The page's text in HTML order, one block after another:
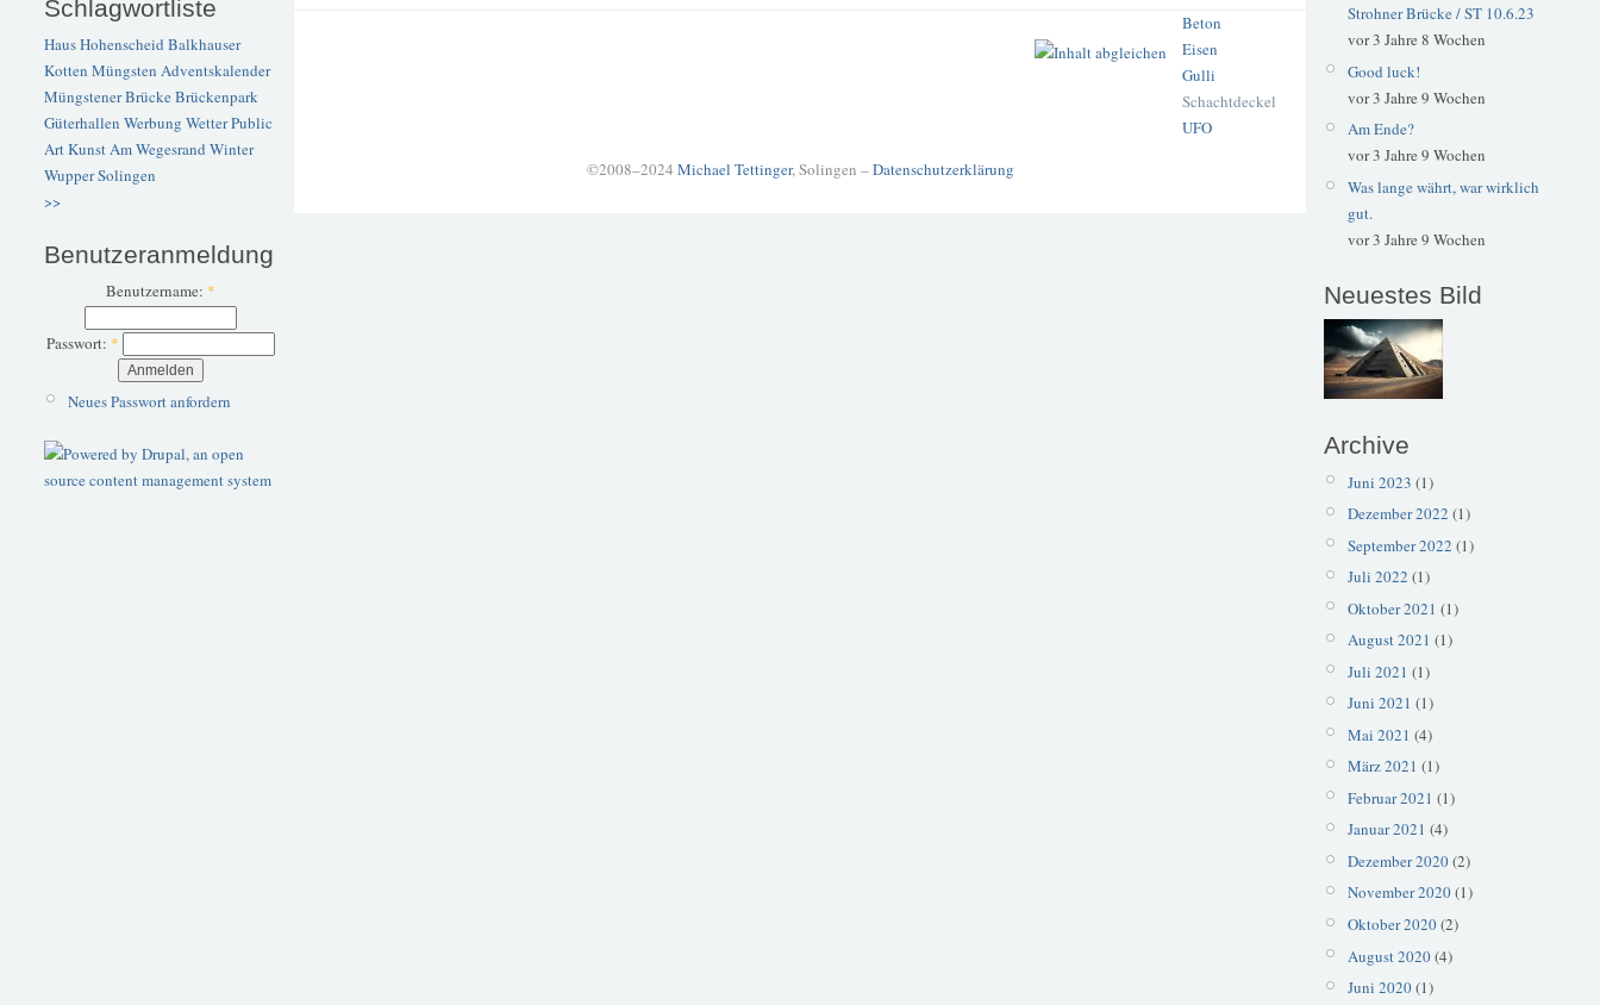
Schlagwortliste
Haus Hohenscheid Balkhauser
Kotten Müngsten Adventskalender
Müngstener BrückeBrückenpark
Güterhallen Werbung WetterPublic
ArtKunstAm Wegesrand Winter
WupperSolingen
>>
Benutzeranmeldung
Benutzername: *
Passwort: *
Neues Passwort anfordern
Beton
Eisen
Gulli
Schachtdeckel
UFO
©2008–2024 Michael Tettinger, Solingen –Datenschutzerklärung
Strohner Brücke / ST 10.6.23
vor 3 Jahre 8 Wochen
Good luck!
vor 3 Jahre 9 Wochen
Am Ende?
vor 3 Jahre 9 Wochen
Was lange währt, war wirklich
gut.
vor 3 Jahre 9 Wochen
Neuestes Bild
Archive
Juni 2023 (1)
Dezember 2022 (1)
September 2022 (1)
Juli 2022 (1)
Oktober 2021 (1)
August 2021 (1)
Juli 2021 (1)
Juni 2021 (1)
Mai 2021 (4)
März 2021 (1)
Februar 2021 (1)
Januar 2021 (4)
Dezember 2020(2)
November 2020(1)
Oktober 2020(2)
August 2020(4)
Juni 2020(1)